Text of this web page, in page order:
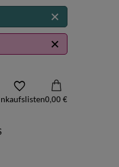
0,00 €